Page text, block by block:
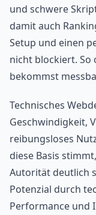
und schwere
damit auch
Setup und einen
nicht blockiert.
bekommst
Technisches
Geschwindigkeit,
reibungsloses
diese Basis
Autorität deutlich
Potenzial durch
Performance und